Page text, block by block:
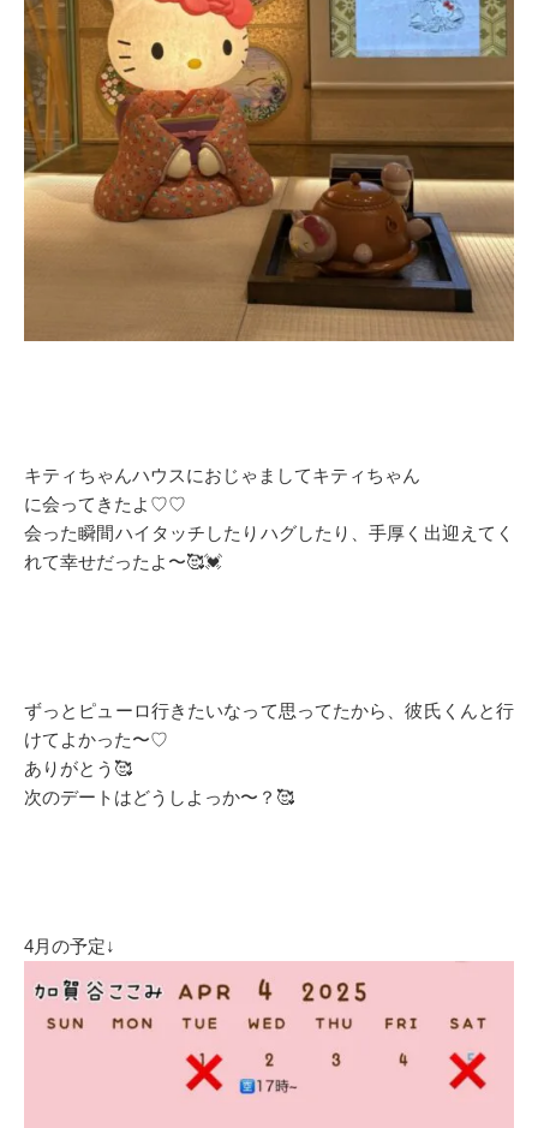
キティちゃんハウスにおじゃましてキティちゃん
に会ってきたよ♡♡
会った瞬間ハイタッチしたりハグしたり、手厚く出迎えてく
れて幸せだったよ〜🥰💓
ずっとピューロ行きたいなって思ってたから、彼氏くんと行
けてよかった〜♡
ありがとう🥰
次のデートはどうしよっか〜？🥰
4月の予定↓